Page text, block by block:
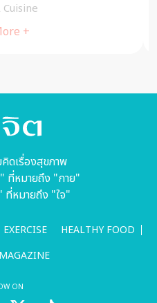
/A Cuisine
More +
ดเรื่องสุขภาพ
ที่หมายถึง "กาย"
ที่หมายถึง "ใจ"
EXERCISE
HEALTHY FOOD
MAGAZINE
ON